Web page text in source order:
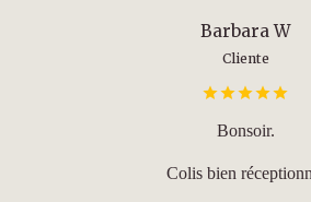
Barbara W
Cliente
Bonsoir.
Colis bien